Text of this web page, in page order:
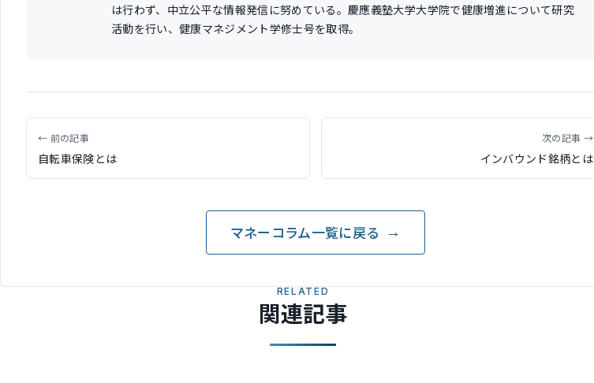
は行わず、中立公平な情報発信に努めている。慶應義塾大学大学院で健康増進について研究
活動を行い、健康マネジメント学修士号を取得。
← 前の記事
自転車保険とは
次の記事 →
インバウンド銘柄とは
マネーコラム一覧に戻る
RELATED
関連記事